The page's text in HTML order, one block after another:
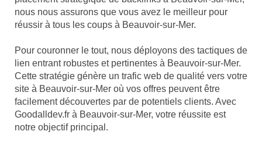
nous nous assurons que vous avez le meilleur pour
réussir à tous les coups à Beauvoir-sur-Mer.
Pour couronner le tout, nous déployons des tactiques de
lien entrant robustes et pertinentes à Beauvoir-sur-Mer.
Cette stratégie génère un trafic web de qualité vers votre
site à Beauvoir-sur-Mer où vos offres peuvent être
facilement découvertes par de potentiels clients. Avec
Goodalldev.fr à Beauvoir-sur-Mer, votre réussite est
notre objectif principal.